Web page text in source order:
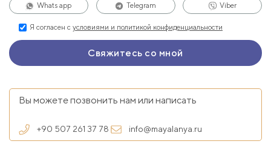
Whats app Telegram Viber
Я согласен с условиями и политикой конфиденциальности
Вы можете позвонить нам или написать
+90 507 261 37 78 info@mayalanya.ru